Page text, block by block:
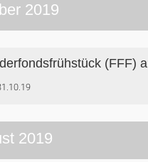
2019
(FFF)
2019